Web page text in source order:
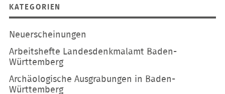
KATEGORIEN
Navigation
Neuerscheinungen
Arbeitshefte Landesdenkmalamt Baden-
Württemberg
Archäologische Ausgrabungen in Baden-
Württemberg